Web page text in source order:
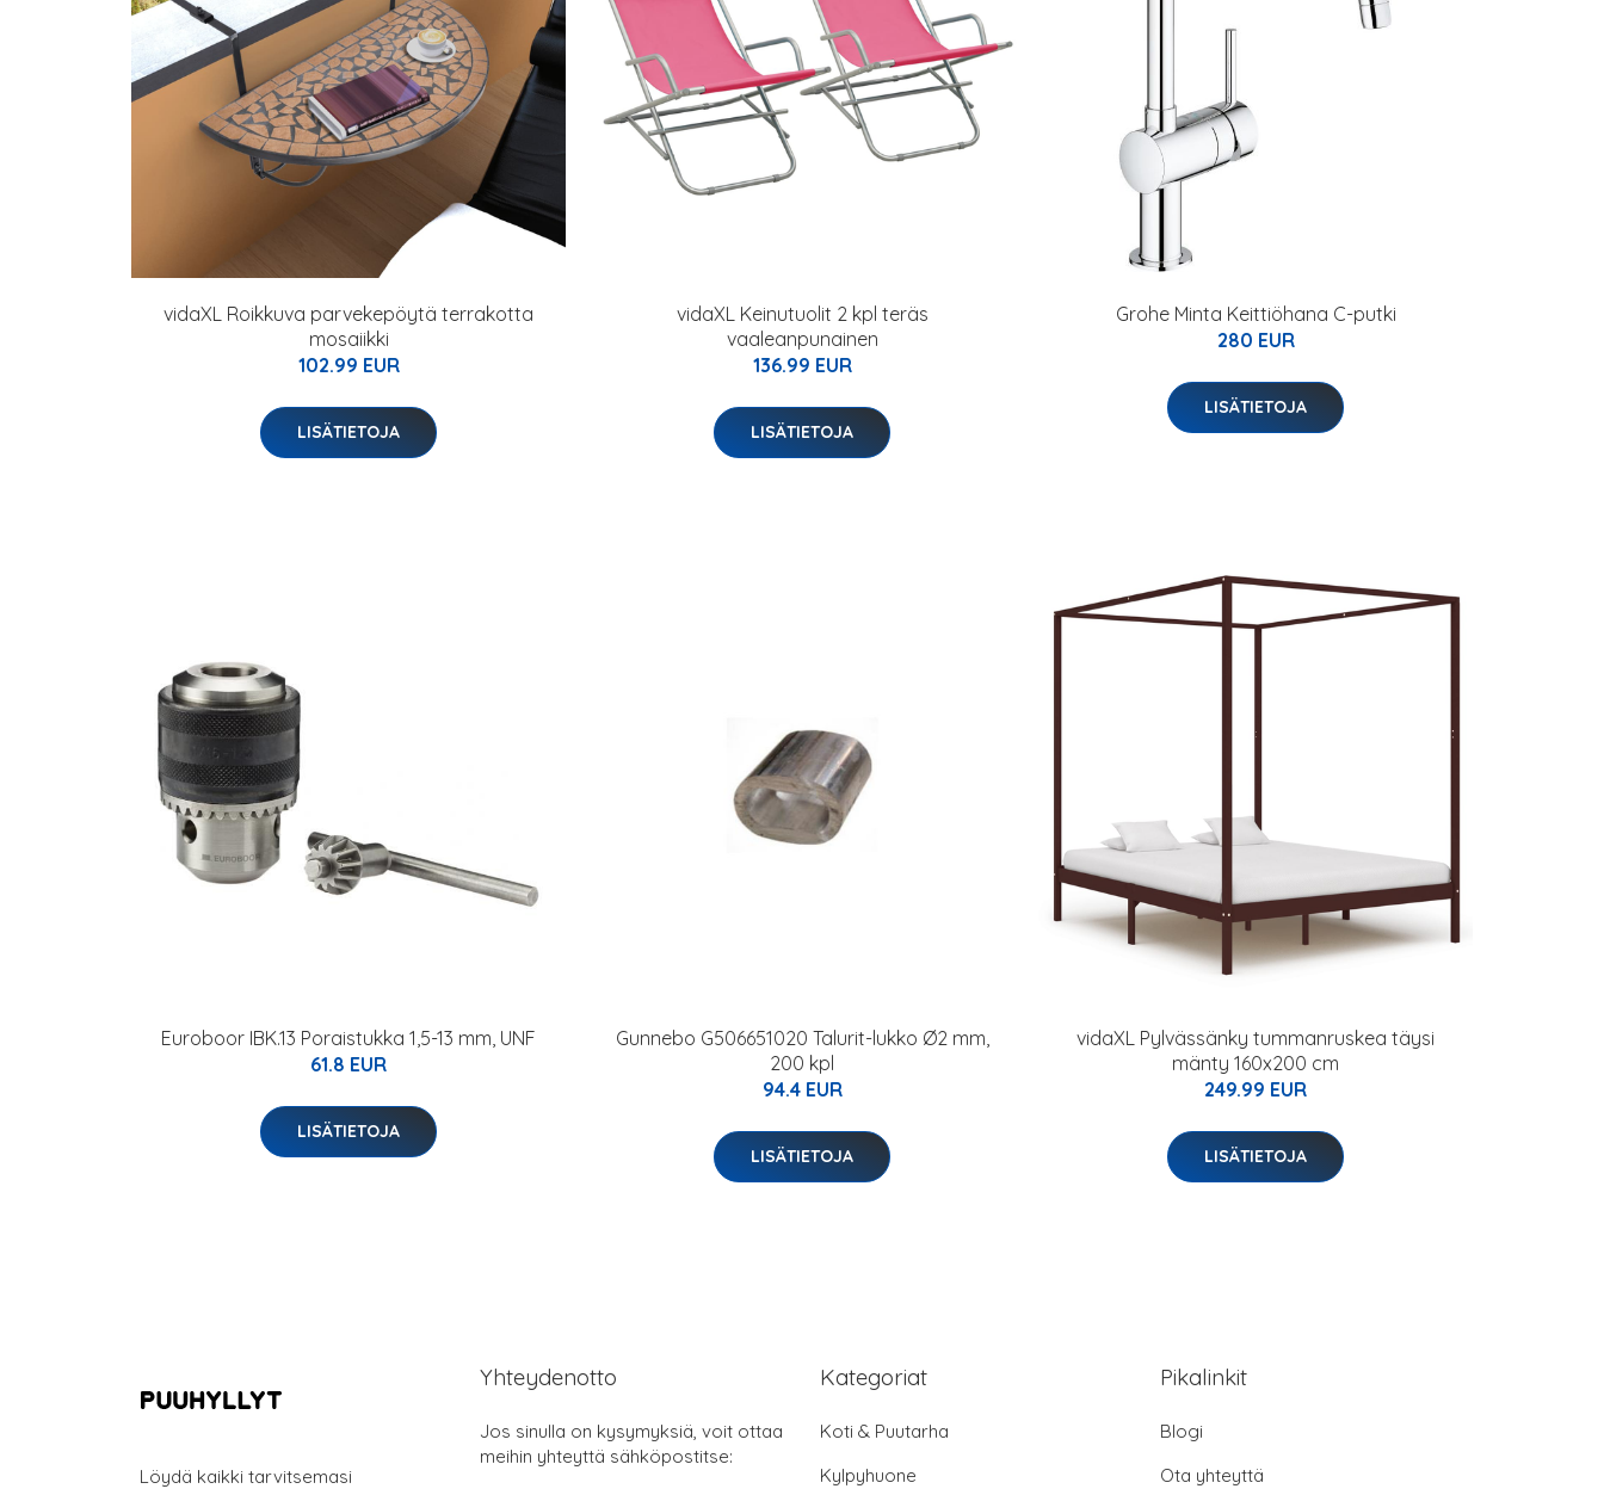
vidaXL Roikkuva parvekepöytä terrakotta
mosaiikki
102.99 EUR
LISÄTIETOJA
vidaXL Keinutuolit 2 kpl teräs
vaaleanpunainen
136.99 EUR
LISÄTIETOJA
Grohe Minta Keittiöhana C-putki
280 EUR
LISÄTIETOJA
Euroboor IBK.13 Poraistukka 1,5-13 mm, UNF
61.8 EUR
LISÄTIETOJA
Gunnebo G506651020 Talurit-lukko Ø2 mm,
200 kpl
94.4 EUR
LISÄTIETOJA
vidaXL Pylvässänky tummanruskea täysi
mänty 160x200 cm
249.99 EUR
LISÄTIETOJA
Löydä kaikki tarvitsemasi
Yhteydenotto
Jos sinulla on kysymyksiä, voit ottaa
meihin yhteyttä sähköpostitse:
Kategoriat
Koti & Puutarha
Kylpyhuone
Pikalinkit
Blogi
Ota yhteyttä